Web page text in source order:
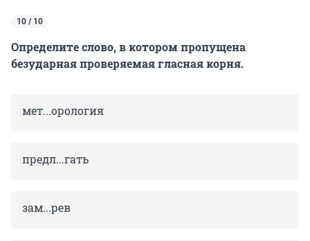
10 / 10
Определите слово, в котором пропущена
безударная проверяемая гласная корня.
мет...оро­ло­гия
предл...гать
зам...рев